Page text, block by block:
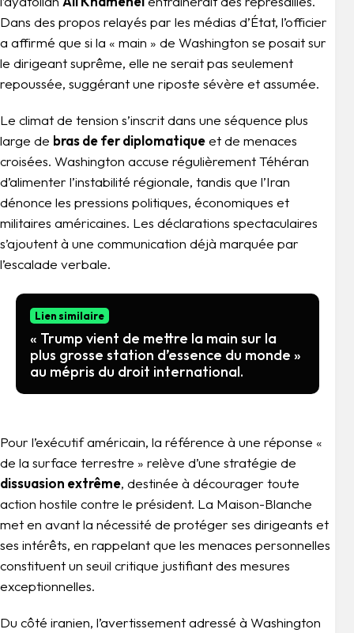
Dans des propos relayés par les médias d’État, l’officier
a affirmé que si la « main » de Washington se posait sur
le dirigeant suprême, elle ne serait pas seulement
repoussée, suggérant une riposte sévère et assumée.
Le climat de tension s’inscrit dans une séquence plus
large de bras de fer diplomatiqueet de menaces
croisées. Washington accuse régulièrement Téhéran
d’alimenter l’instabilité régionale, tandis que l’Iran
dénonce les pressions politiques, économiques et
militaires américaines. Les déclarations spectaculaires
s’ajoutent à une communication déjà marquée par
l’escalade verbale.
Lien similaire
« Trump vient de mettre la main sur la
plus grosse station d’essence du monde »
au mépris du droit international.
Pour l’exécutif américain, la référence à une réponse «
de la surface terrestre » relève d’une stratégie de
dissuasion extrême, destinée à décourager toute
action hostile contre le président. La Maison-Blanche
met en avant la nécessité de protéger ses dirigeants et
ses intérêts, en rappelant que les menaces personnelles
constituent un seuil critique justifiant des mesures
exceptionnelles.
Du côté iranien, l’avertissement adressé à Washington